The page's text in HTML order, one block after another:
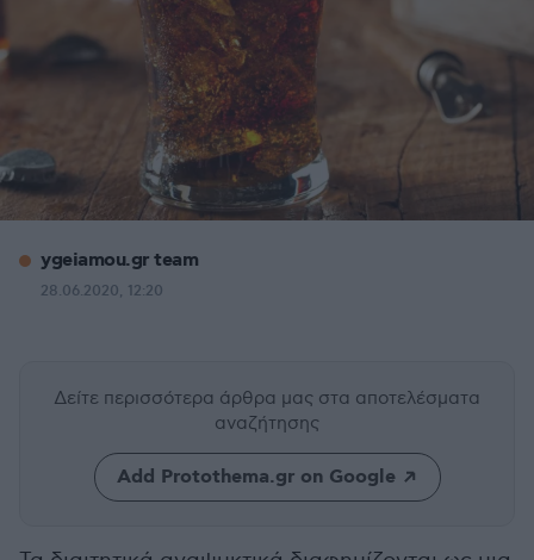
ygeiamou.gr team
28.06.2020, 12:20
Δείτε περισσότερα άρθρα μας στα αποτελέσματα
αναζήτησης
Add Protothema.gr on Google